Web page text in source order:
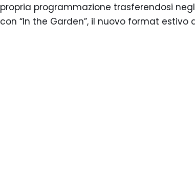
propria programmazione trasferendosi
con “In the Garden”, il nuovo format estivo